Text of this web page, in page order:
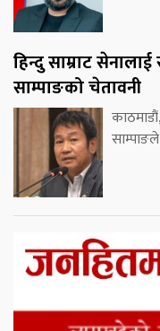
हिन्दु साम्राट
साम्पाङको चेतावनी